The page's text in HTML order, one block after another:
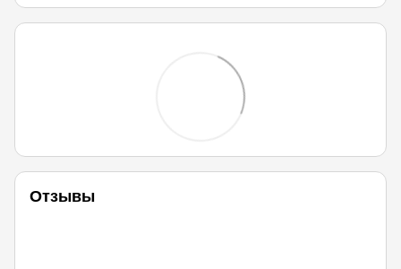
Отзывы